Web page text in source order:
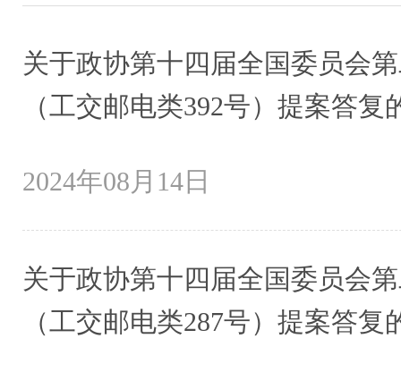
关于政协第十四届全国委员会
（工交邮电类392号）提案答复
2024年08月14日
关于政协第十四届全国委员会
（工交邮电类287号）提案答复